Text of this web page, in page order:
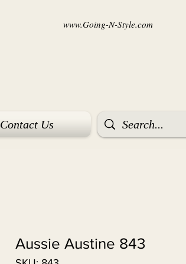
www.Going-N-Style.com
Contact Us
Aussie Austine 843